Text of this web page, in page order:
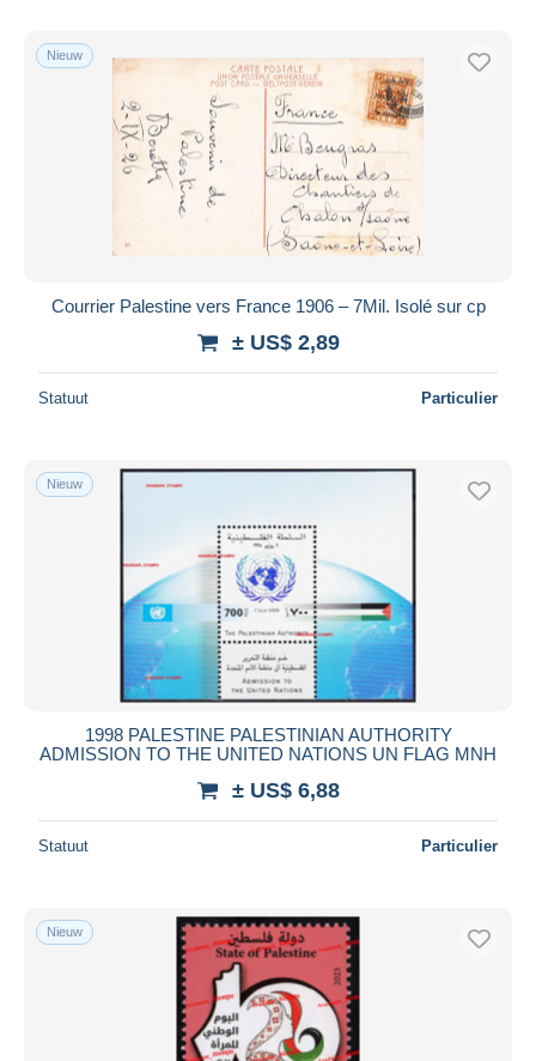
Nieuw
Courrier Palestine vers France 1906 – 7Mil. Isolé sur cp
± US$ 2,89
Statuut Particulier
Nieuw
1998 PALESTINE PALESTINIAN AUTHORITY
ADMISSION TO THE UNITED NATIONS UN FLAG MNH
± US$ 6,88
Statuut Particulier
Nieuw